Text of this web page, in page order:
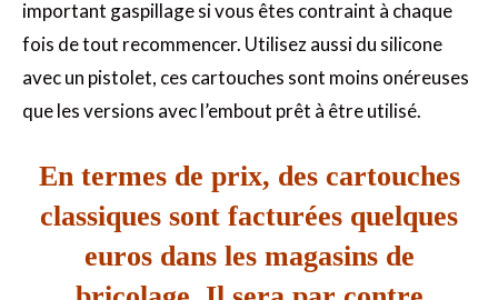
important gaspillage si vous êtes contraint à chaque
fois de tout recommencer. Utilisez aussi du silicone
avec un pistolet, ces cartouches sont moins onéreuses
que les versions avec l’embout prêt à être utilisé.
En termes de prix, des cartouches
classiques sont facturées quelques
euros dans les magasins de